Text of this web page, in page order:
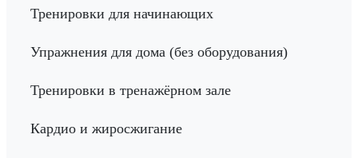
Тренировки для начинающих
Упражнения для дома (без оборудования)
Тренировки в тренажёрном зале
Кардио и жиросжигание